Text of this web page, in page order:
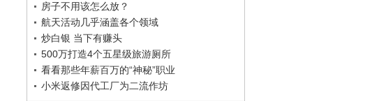
房子不用该怎么放？
航天活动几乎涵盖各个领域
炒白银 当下有赚头
500万打造4个五星级旅游厕所
看看那些年薪百万的“神秘”职业
小米返修因代工厂为二流作坊